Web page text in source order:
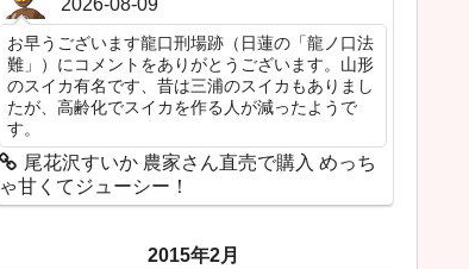
2026-08-09
お早うございます龍口刑場跡（日蓮の「龍ノ口法
難」）にコメントをありがとうございます。山形
のスイカ有名です、昔は三浦のスイカもありまし
たが、高齢化でスイカを作る人が減ったようで
す。
尾花沢すいか 農家さん直売で購入 めっち
ゃ甘くてジューシー！
2015年2月